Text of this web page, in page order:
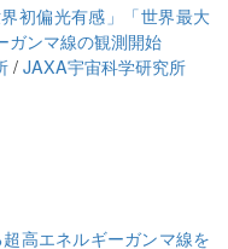
初偏光有感」「世界最大
ガンマ線の観測開始
/JAXA宇宙科学研究所
高エネルギーガンマ線を